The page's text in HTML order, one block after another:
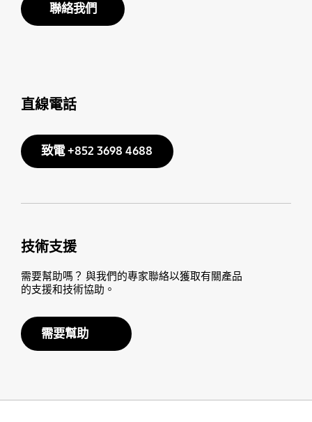
聯絡我們
直線電話
致電 +852 3698 4688
技術支援
需要幫助嗎？ 與我們的專家聯絡以獲取有關產品
的支援和技術協助。
需要幫助